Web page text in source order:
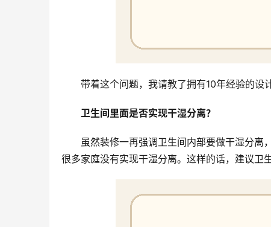
带着这个问题，我请教了拥有10年经验的设
卫生间里面是否实现干湿分离？
虽然装修一再强调卫生间内部要做干湿分离
很多家庭没有实现干湿分离。这样的话，建议卫